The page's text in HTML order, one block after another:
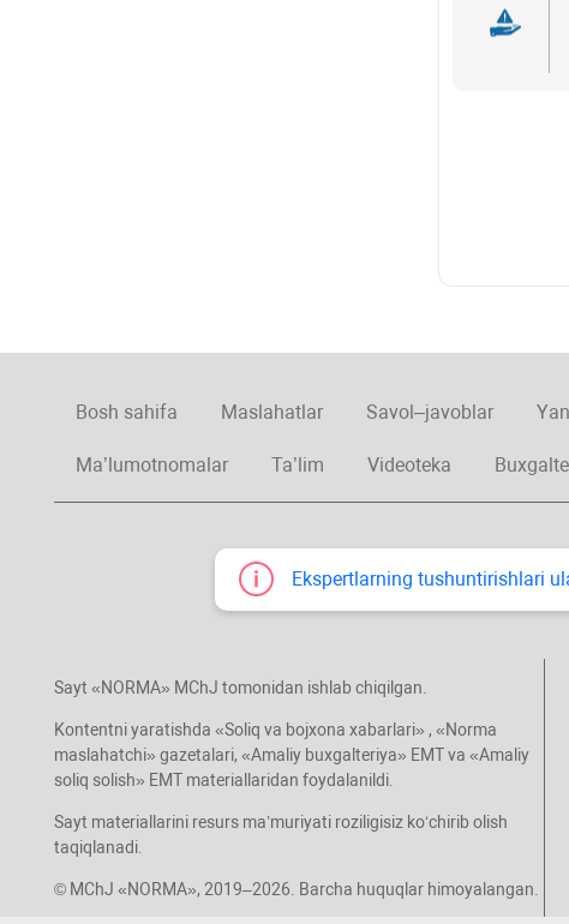
Bosh sahifa Maslahatlar Savol–javoblar
Ma’lumotnomalar Ta’lim Videoteka
Ekspertlarning tushuntirishlari
Sayt «NORMA» MChJ tomonidan ishlab chiqilgan.
Kontentni yaratishda «Soliq va bojхona хabarlari» , «Norma
maslahatchi» gazetalari, «Amaliy buхgalteriya» EMT va «Amaliy
soliq solish» EMT materiallaridan foydalanildi.
Sayt materiallarini resurs ma’muriyati roziligisiz koʻchirib olish
taqiqlanadi.
© MChJ «NORMA», 2019–2026. Barcha huquqlar himoyalangan.